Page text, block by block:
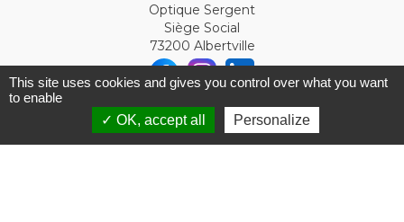
Optique Sergent
Siège Social
73200 Albertville
© Optique Sergent 2026 - SIRET 32993919300010
This site uses cookies and gives you control over what you want
to enable
✓ OK, accept all
Personalize